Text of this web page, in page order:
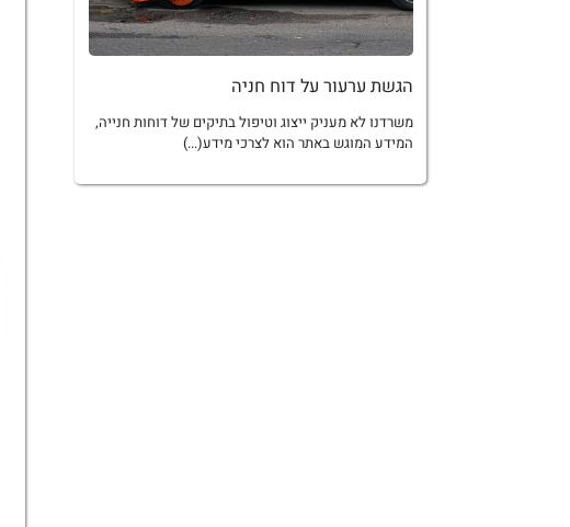
הגשת ערעור על דוח חניה
משרדנו לא מעניק ייצוג וטיפול בתיקים של דוחות חנייה,
המידע המוגש באתר הוא לצרכי מידע(...)